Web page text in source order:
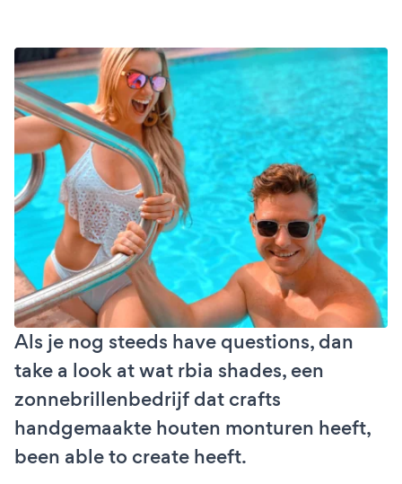
Als je nog steeds have questions, dan
take a look at wat rbia shades, een
zonnebrillenbedrijf dat crafts
handgemaakte houten monturen heeft,
been able to create heeft.